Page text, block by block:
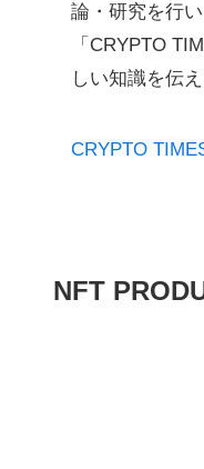
論・研究を行
「CRYPTO
しい知識を伝
CRYPTO
NFT